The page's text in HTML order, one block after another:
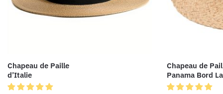
Chapeau de Paille
d’Italie
Chapeau de
Panama Bord